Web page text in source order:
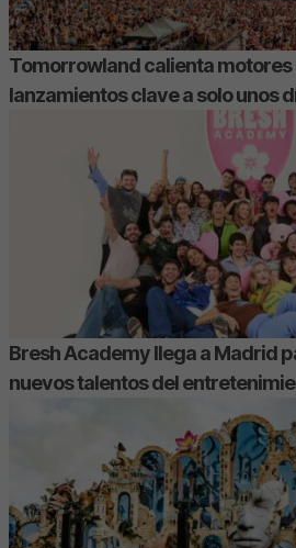
Tomorrowland calienta motores
lanzamientos clave a solo unos
Bresh Academy llega a Madrid
nuevos talentos del